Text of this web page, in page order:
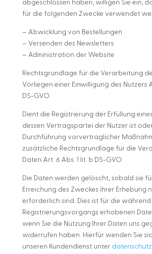
abgeschlossen haben, willigen Sie ein,
für die folgenden Zwecke verwendet
– Abwicklung von Bestellungen
– Versenden des Newsletters
– Administration der Website
Rechtsgrundlage für die Verarbeitung
Vorliegen einer Einwilligung des Nutzers
DS-GVO.
Dient die Registrierung der Erfüllung
dessen Vertragspartei der Nutzer ist
Durchführung vorvertraglicher
zusätzliche Rechtsgrundlage für die
Daten Art. 6 Abs. 1 lit. b DS-GVO.
Die Daten werden gelöscht, sobald sie
Erreichung des Zweckes ihrer Erhebung
erforderlich sind. Dies ist für die während
Registrierungsvorgangs erhobenen
wenn Sie die Nutzung Ihrer Daten uns
widerrufen haben. Hierfür wenden Sie
unseren Kundendienst unter